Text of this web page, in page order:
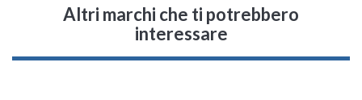
Altri marchi che ti potrebbero
interessare